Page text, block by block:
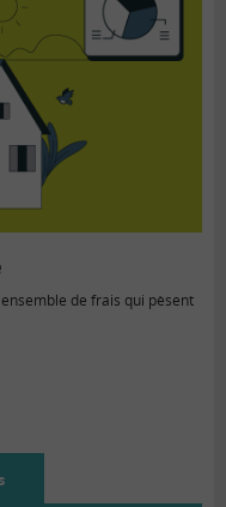
de frais qui pèsent